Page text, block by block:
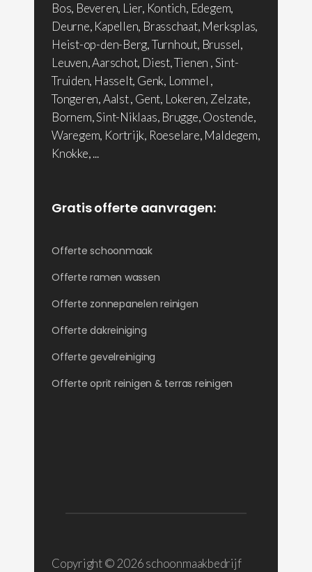
Bos, Beveren, Lier, Kontich, Edegem,
Deurne, Kapellen, Brasschaat, Merksplas,
Heist-op-den-Berg, Turnhout, Brussel,
Leuven, Aarschot, Diest, Tienen , Sint-
Truiden, Hasselt, Genk, Lommel ,
Tongeren, Aalst , Gent, Lokeren, Zelzate,
Bornem, Sint-Niklaas, Brugge, Oostende,
Waregem, Kortrijk, Roeselare, Maldegem,
Knokke, ...
Gratis offerte aanvragen:
Offerte schoonmaak
Offerte ramen wassen
Offerte zonnepanelen reinigen
Offerte dakreiniging
Offerte gevelreiniging
Offerte oprit reinigen & terras reinigen
Copyright © 2026 schoonmaakbedrijf